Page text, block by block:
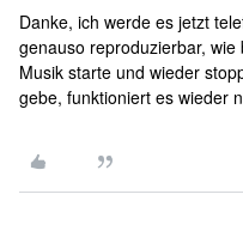
Danke, ich werde es jetzt
genauso reproduzierbar,
Musik starte und wieder
gebe, funktioniert es wieder